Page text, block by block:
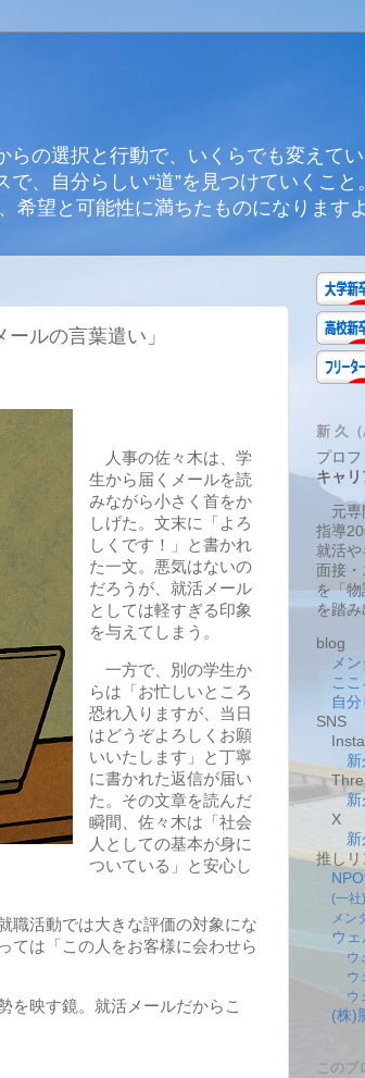
の選択と行動で、いくらでも変えて
、自分らしい“道”を見つけていくこ
望と可能性に満ちたものになりますよ
ルの言葉遣い」
人事の佐々木は、学
生から届くメールを読
みながら小さく首をか
しげた。文末に「よろ
しくです！」と書かれ
た一文。悪気はないの
だろうが、就活メール
としては軽すぎる印象
を与えてしまう。
一方で、別の学生か
らは「お忙しいところ
恐れ入りますが、当日
はどうぞよろしくお願
いいたします」と丁寧
に書かれた返信が届い
た。その文章を読んだ
瞬間、佐々木は「社会
人としての基本が身に
ついている」と安心し
職活動では大きな評価の対象にな
ては「この人をお客様に会わせら
映す鏡。就活メールだからこ
新 久（
プロ
キャ
元
指導
就活や
面接
を「
を踏
blog
メ
こ
自
SNS
新
新
X
新
推しリ
(一社
メン
ウ
ウ
ウ
ウ
(株)
このブ